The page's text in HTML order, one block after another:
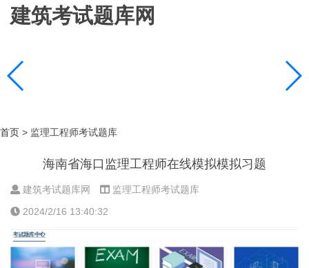
建筑考试题库网
首页 > 监理工程师考试题库
海南省海口监理工程师在线模拟模拟习题
建筑考试题库网
监理工程师考试题库
2024/2/16 13:40:32